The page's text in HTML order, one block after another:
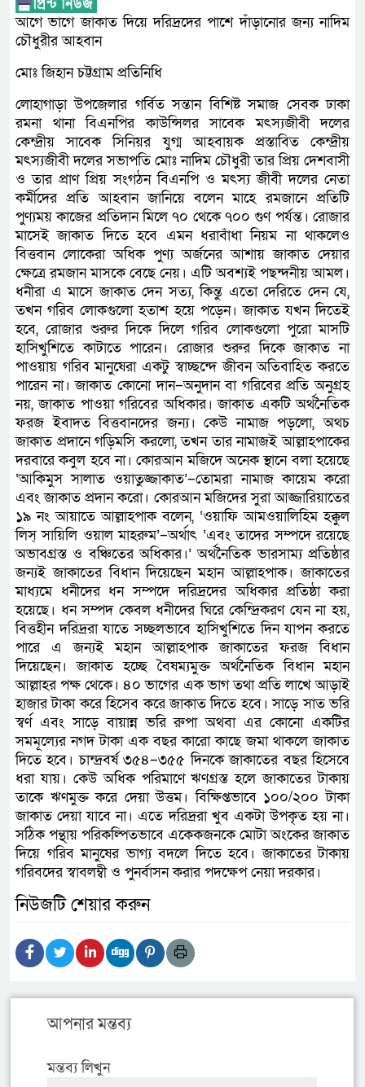
আগে ভাগে জাকাত দিয়ে দরিদ্রদের পাশে দাঁড়ানোর জন্য নাদিম
চৌধুরীর আহবান
মোঃ জিহান চট্টগ্রাম প্রতিনিধি
লোহাগাড়া উপজেলার গর্বিত সন্তান বিশিষ্ট সমাজ সেবক ঢাকা
রমনা থানা বিএনপির কাউন্সিলর সাবেক মৎস্যজীবী দলের
কেন্দ্রীয় সাবেক সিনিয়র যুগ্ম আহবায়ক প্রস্তাবিত কেন্দ্রীয়
মৎস্যজীবী দলের সভাপতি মোঃ নাদিম চৌধুরী তার প্রিয় দেশবাসী
ও তার প্রাণ প্রিয় সংগঠন বিএনপি ও মৎস্য জীবী দলের নেতা
কর্মীদের প্রতি আহবান জানিয়ে বলেন মাহে রমজানে প্রতিটি
পুণ্যময় কাজের প্রতিদান মিলে ৭০ থেকে ৭০০ গুণ পর্যন্ত। রোজার
মাসেই জাকাত দিতে হবে এমন ধরাবাঁধা নিয়ম না থাকলেও
বিত্তবান লোকেরা অধিক পুণ্য অর্জনের আশায় জাকাত দেয়ার
ক্ষেত্রে রমজান মাসকে বেছে নেয়। এটি অবশ্যই পছন্দনীয় আমল।
ধনীরা এ মাসে জাকাত দেন সত্য, কিন্তু এতো দেরিতে দেন যে,
তখন গরিব লোকগুলো হতাশ হয়ে পড়েন। জাকাত যখন দিতেই
হবে, রোজার শুরুর দিকে দিলে গরিব লোকগুলো পুরো মাসটি
হাসিখুশিতে কাটাতে পারেন। রোজার শুরুর দিকে জাকাত না
পাওয়ায় গরিব মানুষেরা একটু স্বাচ্ছন্দে জীবন অতিবাহিত করতে
পারেন না। জাকাত কোনো দান–অনুদান বা গরিবের প্রতি অনুগ্রহ
নয়, জাকাত পাওয়া গরিবের অধিকার। জাকাত একটি অর্থনৈতিক
ফরজ ইবাদত বিত্তবানদের জন্য। কেউ নামাজ পড়লো, অথচ
জাকাত প্রদানে গড়িমসি করলো, তখন তার নামাজই আল্লাহপাকের
দরবারে কবুল হবে না। কোরআন মজিদে অনেক স্থানে বলা হয়েছে
‘আকিমুস সালাত ওয়াতুজ্জাকাত’–তোমরা নামাজ কায়েম করো
এবং জাকাত প্রদান করো। কোরআন মজিদের সুরা আজ্জারিয়াতের
১৯ নং আয়াতে আল্লাহপাক বলেন, ‘ওয়াফি আমওয়ালিহিম হক্কুল
লিস্‌ সায়িলি ওয়াল মাহরুম’–অর্থাৎ ‘এবং তাদের সম্পদে রয়েছে
অভাবগ্রস্ত ও বঞ্চিতের অধিকার।’ অর্থনৈতিক ভারসাম্য প্রতিষ্ঠার
জন্যই জাকাতের বিধান দিয়েছেন মহান আল্লাহপাক। জাকাতের
মাধ্যমে ধনীদের ধন সম্পদে দরিদ্রদের অধিকার প্রতিষ্ঠা করা
হয়েছে। ধন সম্পদ কেবল ধনীদের ঘিরে কেন্দ্রিকরণ যেন না হয়,
বিত্তহীন দরিদ্ররা যাতে সচ্ছলভাবে হাসিখুশিতে দিন যাপন করতে
পারে এ জন্যই মহান আল্লাহপাক জাকাতের ফরজ বিধান
দিয়েছেন। জাকাত হচ্ছে বৈষম্যমুক্ত অর্থনৈতিক বিধান মহান
আল্লাহর পক্ষ থেকে। ৪০ ভাগের এক ভাগ তথা প্রতি লাখে আড়াই
হাজার টাকা করে হিসেব করে জাকাত দিতে হবে। সাড়ে সাত ভরি
স্বর্ণ এবং সাড়ে বায়ান্ন ভরি রুপা অথবা এর কোনো একটির
সমমূল্যের নগদ টাকা এক বছর কারো কাছে জমা থাকলে জাকাত
দিতে হবে। চান্দ্রবর্ষ ৩৫৪–৩৫৫ দিনকে জাকাতের বছর হিসেবে
ধরা যায়। কেউ অধিক পরিমাণে ঋণগ্রস্ত হলে জাকাতের টাকায়
তাকে ঋণমুক্ত করে দেয়া উত্তম। বিক্ষিপ্তভাবে ১০০/২০০ টাকা
জাকাত দেয়া যাবে না। এতে দরিদ্ররা খুব একটা উপকৃত হয় না।
সঠিক পন্থায় পরিকল্পিতভাবে একেকজনকে মোটা অংকের জাকাত
দিয়ে গরিব মানুষের ভাগ্য বদলে দিতে হবে। জাকাতের টাকায়
গরিবদের স্বাবলম্বী ও পুনর্বাসন করার পদক্ষেপ নেয়া দরকার।
নিউজটি শেয়ার করুন
আপনার মন্তব্য
মন্তব্য লিখুন